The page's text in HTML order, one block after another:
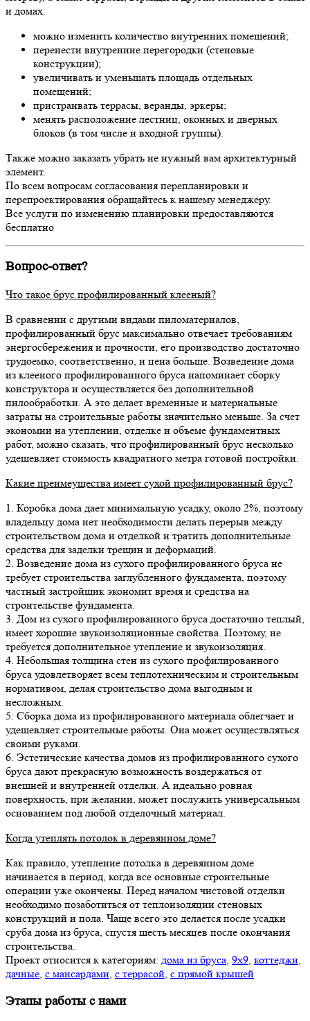
и домах.
можно изменить количество внутренних помещений;
перенести внутренние перегородки (стеновые
конструкции);
увеличивать и уменьшать площадь отдельных
помещений;
пристраивать террасы, веранды, эркеры;
менять расположение лестниц, оконных и дверных
блоков (в том числе и входной группы).
Также можно заказать убрать не нужный вам архитектурный
элемент.
По всем вопросам согласования перепланировки и
перепроектирования обращайтесь к нашему менеджеру.
Все услуги по изменению планировки предоставляются
бесплатно
Вопрос-ответ?
Что такое брус профилированный клееный?
В сравнении с другими видами пиломатериалов,
профилированный брус максимально отвечает требованиям
энергосбережения и прочности, его производство достаточно
трудоемко, соответственно, и цена больше. Возведение дома
из клееного профилированного бруса напоминает сборку
конструктора и осуществляется без дополнительной
пилообработки. А это делает временные и материальные
затраты на строительные работы значительно меньше. За счет
экономии на утеплении, отделке и объеме фундаментных
работ, можно сказать, что профилированный брус несколько
удешевляет стоимость квадратного метра готовой постройки.
Какие преимеущества имеет сухой профилированный брус?
1. Коробка дома дает минимальную усадку, около 2%, поэтому
владельцу дома нет необходимости делать перерыв между
строительством дома и отделкой и тратить дополнительные
средства для заделки трещин и деформаций.
2. Возведение дома из сухого профилированного бруса не
требует строительства заглубленного фундамента, поэтому
частный застройщик экономит время и средства на
строительстве фундамента.
3. Дом из сухого профилированного бруса достаточно теплый,
имеет хорошие звукоизоляционные свойства. Поэтому, не
требуется дополнительное утепление и звукоизоляция.
4. Небольшая толщина стен из сухого профилированного
бруса удовлетворяет всем теплотехническим и строительным
нормативом, делая строительство дома выгодным и
несложным.
5. Сборка дома из профилированного материала облегчает и
удешевляет строительные работы. Она может осуществляться
своими руками.
6. Эстетические качества домов из профилированного сухого
бруса дают прекрасную возможность воздержаться от
внешней и внутренней отделки. А идеально ровная
поверхность, при желании, может послужить универсальным
основанием под любой отделочный материал.
Когда утеплять потолок в деревянном доме?
Как правило, утепление потолка в деревянном доме
начинается в период, когда все основные строительные
операции уже окончены. Перед началом чистовой отделки
необходимо позаботиться от теплоизоляции стеновых
конструкций и пола. Чаще всего это делается после усадки
сруба дома из бруса, спустя шесть месяцев после окончания
строительства.
Проект относится к категориям: дома из бруса, 9х9, коттеджи,
дачные, с мансардами, с террасой, с прямой крышей
Этапы работы с нами